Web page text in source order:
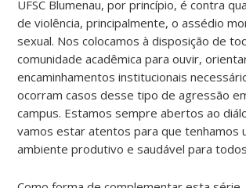
UFSC Blumenau, por princípio, é contra
de violência, principalmente, o assédio
sexual. Nos colocamos à disposição de
comunidade acadêmica para ouvir,
encaminhamentos institucionais
ocorram casos desse tipo de agressão
campus. Estamos sempre abertos ao
vamos estar atentos para que tenhamos
ambiente produtivo e saudável para